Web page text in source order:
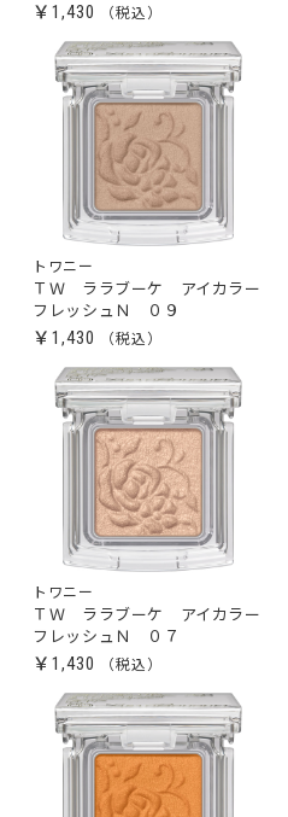
￥1,430
トワニー
ＴＷ ララブーケ アイカラー
フレッシュＮ ０９
￥1,430
トワニー
ＴＷ ララブーケ アイカラー
フレッシュＮ ０７
￥1,430